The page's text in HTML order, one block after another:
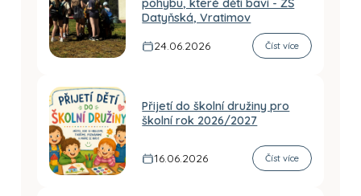
pohybu, které děti baví - ZŠ
Datyňská, Vratimov
24.06.2026
Číst více
Přijetí do školní družiny pro
školní rok 2026/2027
16.06.2026 Číst více